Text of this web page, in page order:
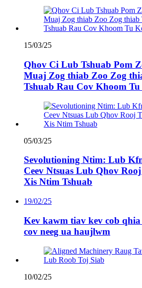
15/03/25
Qhov Ci Lub Tshuab Pom
Muaj Zog thiab Zoo Zog
Tshuab Rau Cov Khoom
05/03/25
Sevolutioning Ntim: Lub
Ceev Ntsuas Lub Qhov
Xis Ntim Tshuab
19/02/25
Kev kawm tiav kev cob
cov neeg ua haujlwm
10/02/25